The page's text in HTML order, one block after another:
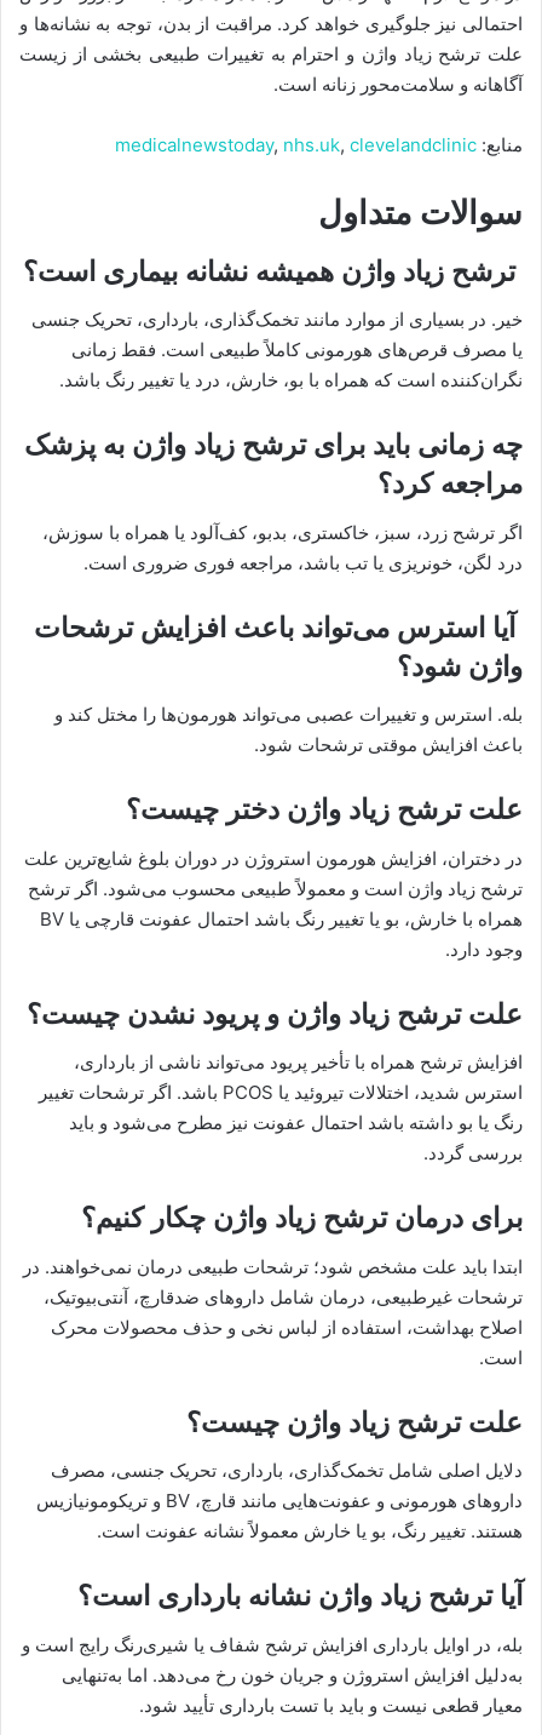
احتمالی نیز جلوگیری خواهد کرد. مراقبت از بدن، توجه به نشانه‌ها و
علت ترشح زیاد واژن و احترام به تغییرات طبیعی بخشی از زیست
آگاهانه و سلامت‌محور زنانه است.
منابع: medicalnewstoday, nhs.uk, clevelandclinic
سوالات متداول
ترشح زیاد واژن همیشه نشانه بیماری است؟
خیر. در بسیاری از موارد مانند تخمک‌گذاری، بارداری، تحریک جنسی
یا مصرف قرص‌های هورمونی کاملاً طبیعی است. فقط زمانی
نگران‌کننده است که همراه با بو، خارش، درد یا تغییر رنگ باشد.
چه زمانی باید برای ترشح زیاد واژن به پزشک
مراجعه کرد؟
اگر ترشح زرد، سبز، خاکستری، بدبو، کف‌آلود یا همراه با سوزش،
درد لگن، خونریزی یا تب باشد، مراجعه فوری ضروری است.
آیا استرس می‌تواند باعث افزایش ترشحات
واژن شود؟
بله. استرس و تغییرات عصبی می‌تواند هورمون‌ها را مختل کند و
باعث افزایش موقتی ترشحات شود.
علت ترشح زیاد واژن دختر چیست؟
در دختران، افزایش هورمون استروژن در دوران بلوغ شایع‌ترین علت
ترشح زیاد واژن است و معمولاً طبیعی محسوب می‌شود. اگر ترشح
همراه با خارش، بو یا تغییر رنگ باشد احتمال عفونت قارچی یا BV
وجود دارد.
علت ترشح زیاد واژن و پریود نشدن چیست؟
افزایش ترشح همراه با تأخیر پریود می‌تواند ناشی از بارداری،
استرس شدید، اختلالات تیروئید یا PCOS باشد. اگر ترشحات تغییر
رنگ یا بو داشته باشد احتمال عفونت نیز مطرح می‌شود و باید
بررسی گردد.
برای درمان ترشح زیاد واژن چکار کنیم؟
ابتدا باید علت مشخص شود؛ ترشحات طبیعی درمان نمی‌خواهند. در
ترشحات غیرطبیعی، درمان شامل داروهای ضدقارچ، آنتی‌بیوتیک،
اصلاح بهداشت، استفاده از لباس نخی و حذف محصولات محرک
است.
علت ترشح زیاد واژن چیست؟
دلایل اصلی شامل تخمک‌گذاری، بارداری، تحریک جنسی، مصرف
داروهای هورمونی و عفونت‌هایی مانند قارچ، BV و تریکومونیازیس
هستند. تغییر رنگ، بو یا خارش معمولاً نشانه عفونت است.
آیا ترشح زیاد واژن نشانه بارداری است؟
بله، در اوایل بارداری افزایش ترشح شفاف یا شیری‌رنگ رایج است و
به‌دلیل افزایش استروژن و جریان خون رخ می‌دهد. اما به‌تنهایی
معیار قطعی نیست و باید با تست بارداری تأیید شود.